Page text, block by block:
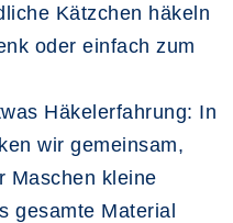
Kätzchen häkeln
oder einfach zum
Häkelerfahrung: In
wir gemeinsam,
Maschen kleine
gesamte Material